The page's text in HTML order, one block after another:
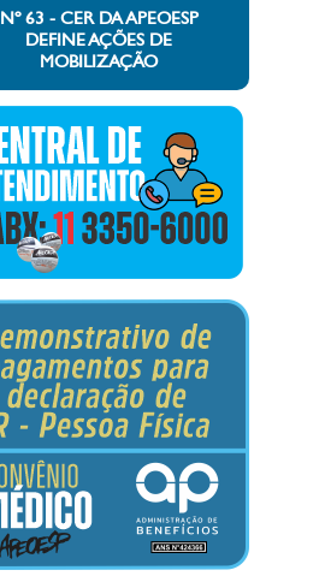
Nº 63 - CER DA APEOESP
DEFINE AÇÕES DE
MOBILIZAÇÃO